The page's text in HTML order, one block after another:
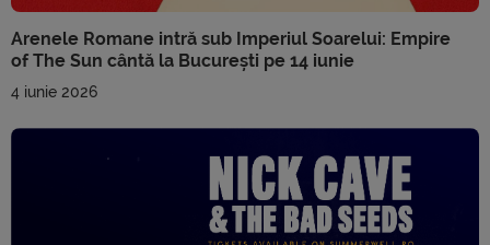
Arenele Romane intră sub Imperiul Soarelui: Empire
of The Sun cântă la București pe 14 iunie
4 iunie 2026